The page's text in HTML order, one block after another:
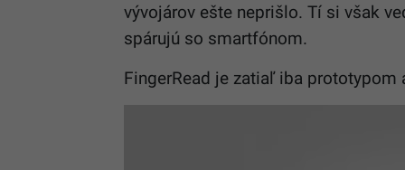
vývojárov ešte neprišlo. Tí si však
spárujú so smartfónom.
FingerRead je zatiaľ iba prototypom